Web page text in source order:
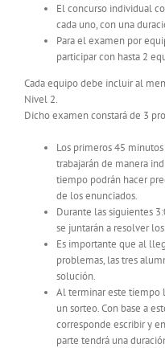
El concurso individual
cada uno, con una
Para el examen por
participar con hasta 2
Cada equipo debe incluir al
Nivel 2.
Dicho examen constará de 3
Los primeros 45
trabajarán de manera
tiempo podrán hacer
de los enunciados.
Durante las siguientes
se juntarán a resolver
Es importante que al
problemas, las tres
solución.
Al terminar este tiempo
un sorteo. Con base a
corresponde escribir y
parte tendrá una